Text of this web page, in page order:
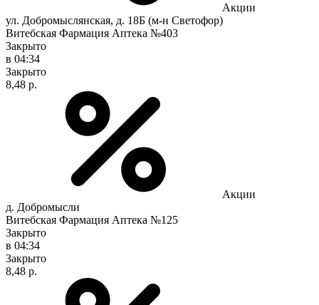
Акции
ул. Добромыслянская, д. 18Б (м-н Светофор)
Витебская Фармация Аптека №403
Закрыто
в 04:34
Закрыто
8,48 р.
Акции
д. Добромысли
Витебская Фармация Аптека №125
Закрыто
в 04:34
Закрыто
8,48 р.